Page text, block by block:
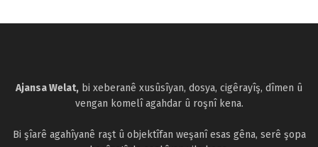
Ajansa Welat, bi xeberanê xusûsîyan, dosya, cigêrayîş, dîmen û
vengan komelî agahdar û roşnî kena.
Bi şîarê agahîyanê raşt û objektîfan weşanî esas gêna, serê şopa